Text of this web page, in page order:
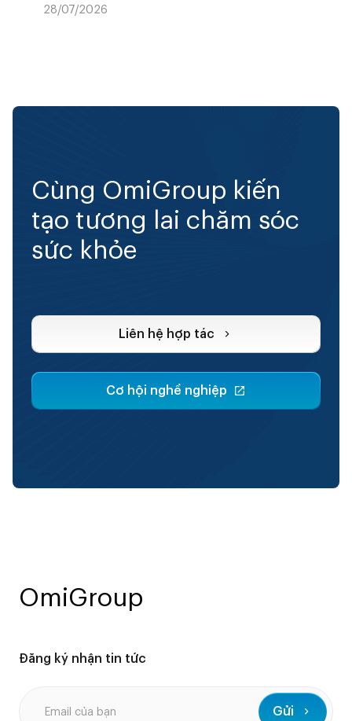
28/07/2026
Cùng OmiGroup kiến
tạo tương lai chăm sóc
sức khỏe
Liên hệ hợp tác
Cơ hội nghề nghiệp
OmiGroup
Đăng ký nhận tin tức
Gửi